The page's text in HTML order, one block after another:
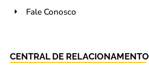
Fale Conosco
CENTRAL DE RELACIONAMENTO